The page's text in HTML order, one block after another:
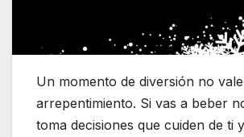
Un momento de diversión no
arrepentimiento. Si vas a beber
toma decisiones que cuiden de ti